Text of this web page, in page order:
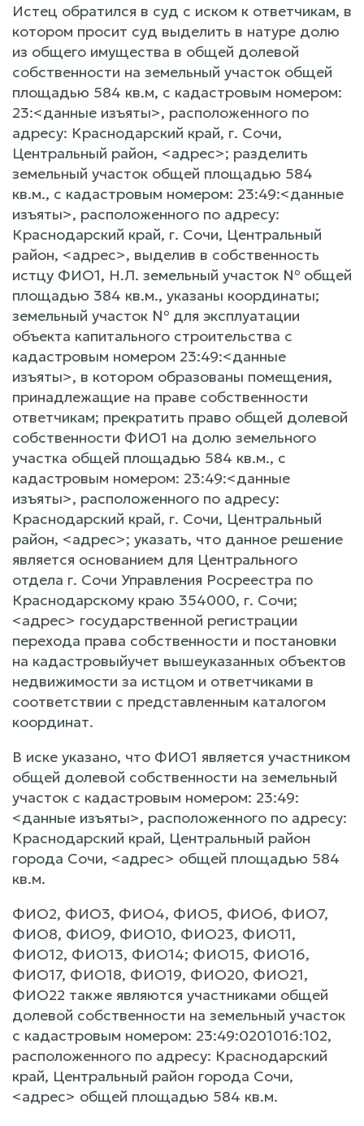
Истец обратился в суд с иском к ответчикам, в
котором просит суд выделить в натуре долю
из общего имущества в общей долевой
собственности на земельный участок общей
площадью 584 кв.м, с кадастровым номером:
23:<данные изъяты>, расположенного по
адресу: Краснодарский край, г. Сочи,
Центральный район, <адрес>; разделить
земельный участок общей площадью 584
кв.м., с кадастровым номером: 23:49:<данные
изъяты>, расположенного по адресу:
Краснодарский край, г. Сочи, Центральный
район, <адрес>, выделив в собственность
истцу ФИО1, Н.Л. земельный участок № общей
площадью 384 кв.м., указаны координаты;
земельный участок № для эксплуатации
объекта капитального строительства с
кадастровым номером 23:49:<данные
изъяты>, в котором образованы помещения,
принадлежащие на праве собственности
ответчикам; прекратить право общей долевой
собственности ФИО1 на долю земельного
участка общей площадью 584 кв.м., с
кадастровым номером: 23:49:<данные
изъяты>, расположенного по адресу:
Краснодарский край, г. Сочи, Центральный
район, <адрес>; указать, что данное решение
является основанием для Центрального
отдела г. Сочи Управления Росреестра по
Краснодарскому краю 354000, г. Сочи;
<адрес> государственной регистрации
перехода права собственности и постановки
на кадастровыйучет вышеуказанных объектов
недвижимости за истцом и ответчиками в
соответствии с представленным каталогом
координат.
В иске указано, что ФИО1 является участником
общей долевой собственности на земельный
участок с кадастровым номером: 23:49:
<данные изъяты>, расположенного по адресу:
Краснодарский край, Центральный район
города Сочи, <адрес> общей площадью 584
кв.м.
ФИО2, ФИО3, ФИО4, ФИО5, ФИО6, ФИО7,
ФИО8, ФИО9, ФИО10, ФИО23, ФИО11,
ФИО12, ФИО13, ФИО14; ФИО15, ФИО16,
ФИО17, ФИО18, ФИО19, ФИО20, ФИО21,
ФИО22 также являются участниками общей
долевой собственности на земельный участок
с кадастровым номером: 23:49:0201016:102,
расположенного по адресу: Краснодарский
край, Центральный район города Сочи,
<адрес> общей площадью 584 кв.м.